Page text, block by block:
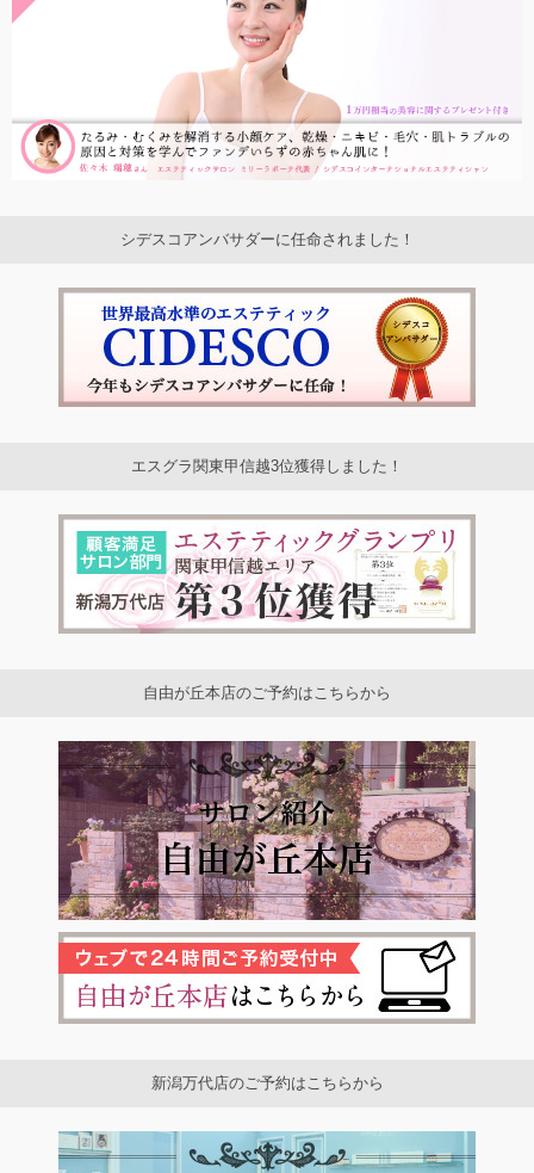
シデスコアンバサダーに任命されました！
エスグラ関東甲信越3位獲得しました！
自由が丘本店のご予約はこちらから
新潟万代店のご予約はこちらから